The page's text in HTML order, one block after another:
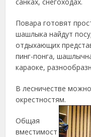
Повара готовят
шашлыка найдут
отдыхающих
пинг-понга,
караоке,
В лесничестве
окрестностям.
Общая
вместимост